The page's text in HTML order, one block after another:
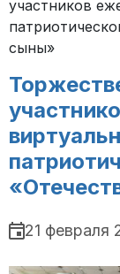
участников
сыны»
21 февраля